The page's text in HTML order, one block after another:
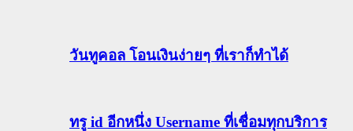
วันทูคอล โอนเงินง่ายๆ ที่เราก็ทำได้
ทรู id อีกหนึ่ง Username ที่เชื่อมทุกบริการ